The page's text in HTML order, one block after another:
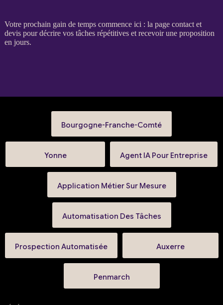
Votre prochain gain de temps commence ici : la page contact et
devispour décrire vos tâches répétitives et recevoir une proposition
en jours.
Bourgogne-Franche-Comté
Yonne Agent IA Pour Entreprise
Application Métier Sur Mesure
Automatisation Des Tâches
Prospection Automatisée Auxerre
Penmarch